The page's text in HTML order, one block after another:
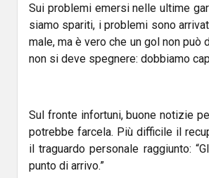
Sui problemi emersi nelle ultime
siamo spariti, i problemi sono
male, ma è vero che un gol non può
non si deve spegnere: dobbiamo
Sul fronte infortuni, buone notizie
potrebbe farcela. Più difficile il
il traguardo personale raggiunto:
punto di arrivo.”